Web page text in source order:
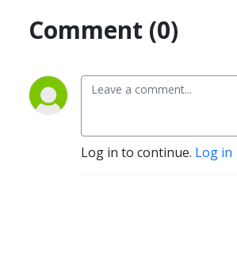
Comment (0)
Log in to continue. Log in